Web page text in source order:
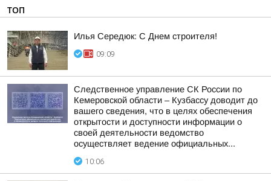
ТОП
Илья Середюк: С Днем строителя!
09:09
Следственное управление СК России по
Кемеровской области – Кузбассу доводит до
вашего сведения, что в целях обеспечения
открытости и доступности информации о
своей деятельности ведомство
осуществляет ведение официальных...
10:06